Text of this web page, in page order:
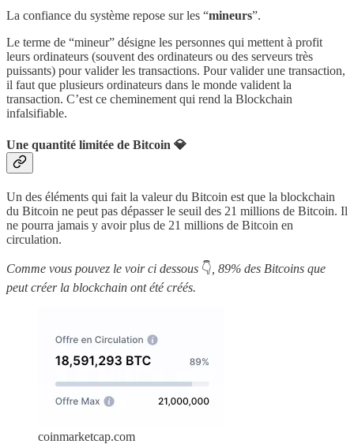
La confiance du système repose sur les “mineurs”.
Le terme de “mineur” désigne les personnes qui mettent à profit
leurs ordinateurs (souvent des ordinateurs ou des serveurs très
puissants) pour valider les transactions. Pour valider une transaction,
il faut que plusieurs ordinateurs dans le monde valident la
transaction. C’est ce cheminement qui rend la Blockchain
infalsifiable.
Une quantité limitée de Bitcoin 💎
Un des éléments qui fait la valeur du Bitcoin est que la blockchain
du Bitcoin ne peut pas dépasser le seuil des 21 millions de Bitcoin. Il
ne pourra jamais y avoir plus de 21 millions de Bitcoin en
circulation.
Comme vous pouvez le voir ci dessous 👇 , 89% des Bitcoins que
peut créer la blockchain ont été créés.
coinmarketcap.com